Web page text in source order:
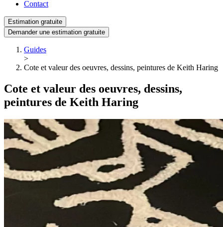
Contact
Estimation gratuite
Demander une estimation gratuite
Guides
>
Cote et valeur des oeuvres, dessins, peintures de Keith Haring
Cote et valeur des oeuvres, dessins,
peintures de Keith Haring